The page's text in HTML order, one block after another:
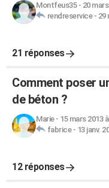
Montfeus35- 20
rendreservice- 29
21 réponses
Comment poser
de béton ?
Marie- 15 mars 2013
fabrice- 13 janv.
12 réponses